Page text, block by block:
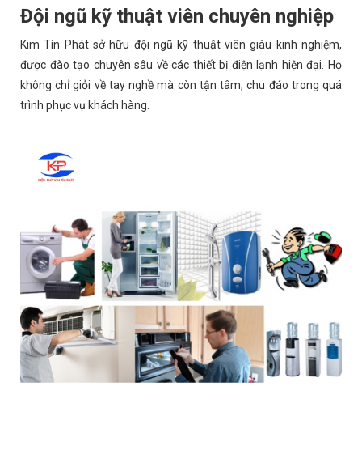
Đội ngũ kỹ thuật viên chuyên nghiệp
Kim Tín Phát sở hữu đội ngũ kỹ thuật viên giàu kinh nghiệm,
được đào tạo chuyên sâu về các thiết bị điện lạnh hiện đại. Họ
không chỉ giỏi về tay nghề mà còn tận tâm, chu đáo trong quá
trình phục vụ khách hàng.